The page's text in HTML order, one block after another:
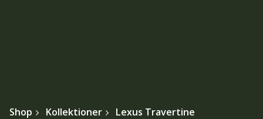
Shop Kollektioner
Lexus Travertine